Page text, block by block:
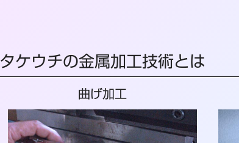
タケウチの金属加工技術とは
曲げ加工